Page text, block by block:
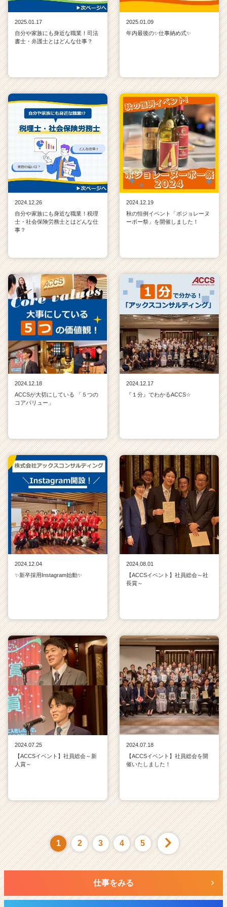
2025.01.17
自分や家族にも身近な職業！司法
書士・弁護士とはどんな仕事？
2025.01.09
年内最後の✨仕事納め式✨
2024.12.26
自分や家族にも身近な職業！税理
士・社会保険労務士とはどんな仕
事？
2024.12.19
秋の恒例イベント「ボジョレーヌ
ーボー祭」を開催しました！
2024.12.18
ACCSが大切にしている 「５つの
コアバリュー」
2024.12.17
『１分』でわかるACCS☆
2024.12.04
✨新卒採用Instagram始動✨
2024.08.01
【ACCSイベント】社員総会～社
長賞～
2024.07.25
【ACCSイベント】社員総会～新
人賞～
2024.07.18
【ACCSイベント】社員総会を開
催いたしました！
1 2 3 4 5
仕事をみる